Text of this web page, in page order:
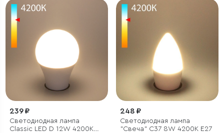
239 ₽
Светодиодная лампа
Classic LED D 12W 4200K
248 ₽
Светодиодная лампа
"Свеча" C37 8W 4200K E27